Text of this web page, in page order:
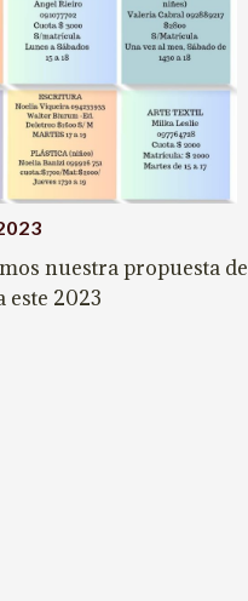
nuestra propuesta de
este 2023